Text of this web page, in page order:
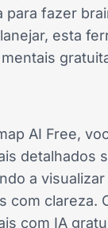
para fazer
esta
AI Free,
detalhados
a
com clareza.
com IA